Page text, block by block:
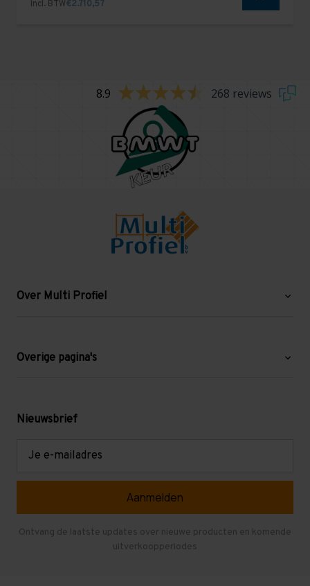
Incl. BTW€2.710,57
8.9 268 reviews
Over Multi Profiel
Blog
Levering en afhalen
Overige pagina's
Mezzanine
Verdiepingsvloeren
Gebruikte entresolvloeren
Nieuwsbrief
Ontvang de laatste updates over nieuwe producten en komende
uitverkoopperiodes